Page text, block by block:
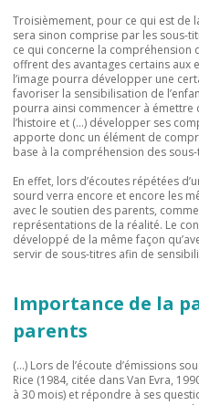
Troisièmement, pour ce qui est de
sera sinon comprise par les sous-
ce qui concerne la compréhension
offrent des avantages certains aux
l’image pourra développer une
favoriser la sensibilisation de
pourra ainsi commencer à émettre
l’histoire et (…) développer ses
apporte donc un élément de
base à la compréhension des
En effet, lors d’écoutes répétées
sourd verra encore et encore les
avec le soutien des parents,
représentations de la réalité. Le
développé de la même façon
servir de sous-titres afin de
Importance de la
parents
(…) Lors de l’écoute d’émissions
Rice (1984, citée dans Van Evra,
à 30 mois) et répondre à ses